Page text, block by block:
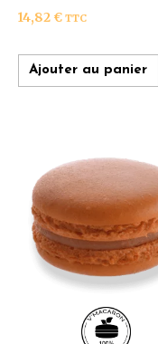
14,82 € TTC
Ajouter au panier